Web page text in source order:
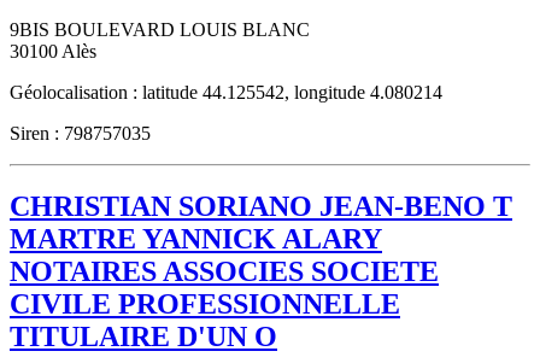
9BIS BOULEVARD LOUIS BLANC
30100 Alès
Géolocalisation : latitude 44.125542, longitude 4.080214
Siren : 798757035
CHRISTIAN SORIANO JEAN-BENO T
MARTRE YANNICK ALARY
NOTAIRES ASSOCIES SOCIETE
CIVILE PROFESSIONNELLE
TITULAIRE D'UN O